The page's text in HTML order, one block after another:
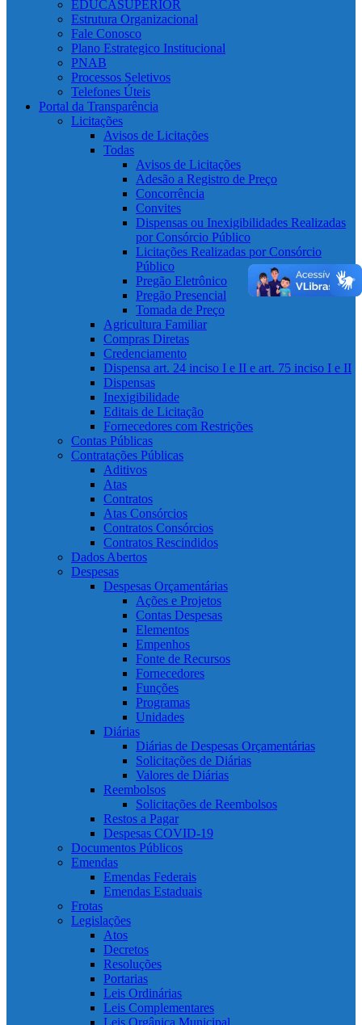
EDUCASUPERIOR
Estrutura Organizacional
Fale Conosco
Plano Estrategico Institucional
PNAB
Processos Seletivos
Telefones Úteis
Portal da Transparência
Licitações
Avisos de Licitações
Todas
Avisos de Licitações
Adesão a Registro de Preço
Concorrência
Convites
Dispensas ou Inexigibilidades Realizadas
por Consórcio Público
Licitações Realizadas por Consórcio
Público
Pregão Eletrônico
Pregão Presencial
Tomada de Preço
Agricultura Familiar
Compras Diretas
Credenciamento
Dispensa art. 24 inciso I e II e art. 75 inciso I e II
Dispensas
Inexigibilidade
Editais de Licitação
Fornecedores com Restrições
Contas Públicas
Contratações Públicas
Aditivos
Atas
Contratos
Atas Consórcios
Contratos Consórcios
Contratos Rescindidos
Dados Abertos
Despesas
Despesas Orçamentárias
Ações e Projetos
Contas Despesas
Elementos
Empenhos
Fonte de Recursos
Fornecedores
Funções
Programas
Unidades
Diárias
Diárias de Despesas Orçamentárias
Solicitações de Diárias
Valores de Diárias
Reembolsos
Solicitações de Reembolsos
Restos a Pagar
Despesas COVID-19
Documentos Públicos
Emendas
Emendas Federais
Emendas Estaduais
Frotas
Legislações
Atos
Decretos
Resoluções
Portarias
Leis Ordinárias
Leis Complementares